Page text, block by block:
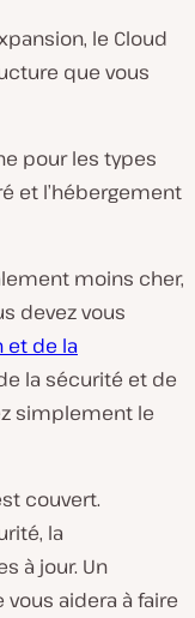
le Cloud
que vous
pour les types
et l’hébergement
moins cher,
devez vous
et de la
la sécurité et de
simplement le
couvert.
la
à jour. Un
aidera à faire